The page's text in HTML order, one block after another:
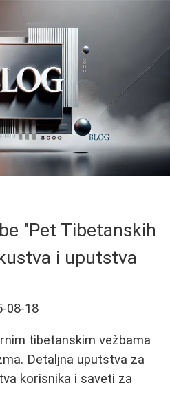
"Pet Tibetanskih
i uputstva
08-18
tibetanskim vežbama
Detaljna uputstva za
korisnika i saveti za